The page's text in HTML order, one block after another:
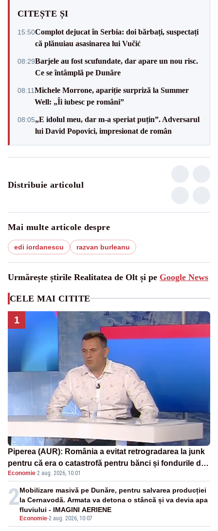
CITEȘTE ȘI
15:50Complot dejucat în Serbia: doi bărbați, suspectați
că plănuiau asasinarea lui Vučić
08:29Barjele au fost scufundate, dar apare un nou risc.
Ce se întâmplă pe Dunăre
08:11Michele Morrone, apariție surpriză la Summer
Well: „Îi iubesc pe români”
08:05„E idolul meu, dar m-a speriat puțin”. Adversarul
lui David Popovici, impresionat de român
Distribuie articolul
Mai multe articole despre
edi iordanescu razvan burleanu
Urmărește știrile Realitatea de Olt și pe Google News
CELE MAI CITITE
1
Piperea (AUR): România a evitat retrogradarea la junk
pentru că era o catastrofă pentru bănci și fondurile de
pensii
Economie·2 aug. 2026, 10:01
2
Economie-2 aug. 2026, 10:07
Mobilizare masivă pe Dunăre, pentru salvarea producției
la Cernavodă. Armata va detona o stâncă și va devia apa
fluviului - IMAGINI AERIENE